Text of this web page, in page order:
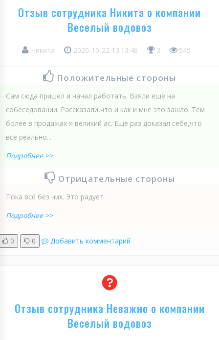
Отзыв сотрудника Никита о компании
Веселый водовоз
Никита 2020-10-22 13:13:46 3 545
Положительные стороны
Сам сюда пришел и начал работать. Взяли ещё на
собеседовании. Рассказали,что и как и мне это зашло. Тем
более в продажах я великий ас. Ещё раз доказал себе,что
все реально...
Подробнее >>
Отрицательные стороны
Пока всё без них. Это радует
Подробнее >>
0 0 Добавить комментарий
Отзыв сотрудника Неважно о компании
Веселый водовоз